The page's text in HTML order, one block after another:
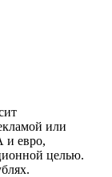
или
и евро,
целью.